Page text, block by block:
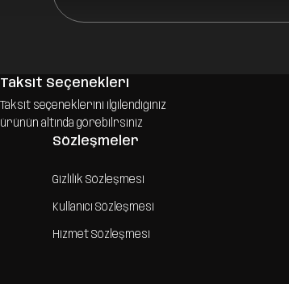
Taksit Seçenekleri
Taksit seçeneklerini ilgilendiğiniz
ürünün altında görebilrsiniz
Sözleşmeler
Gizlilik Sözleşmesi
Kullanıcı Sözleşmesi
Hizmet Sözleşmesi